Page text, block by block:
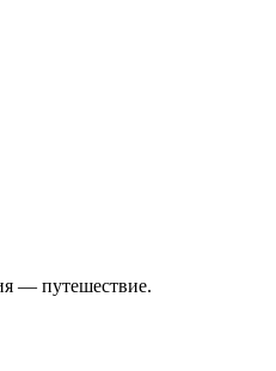
— путешествие.